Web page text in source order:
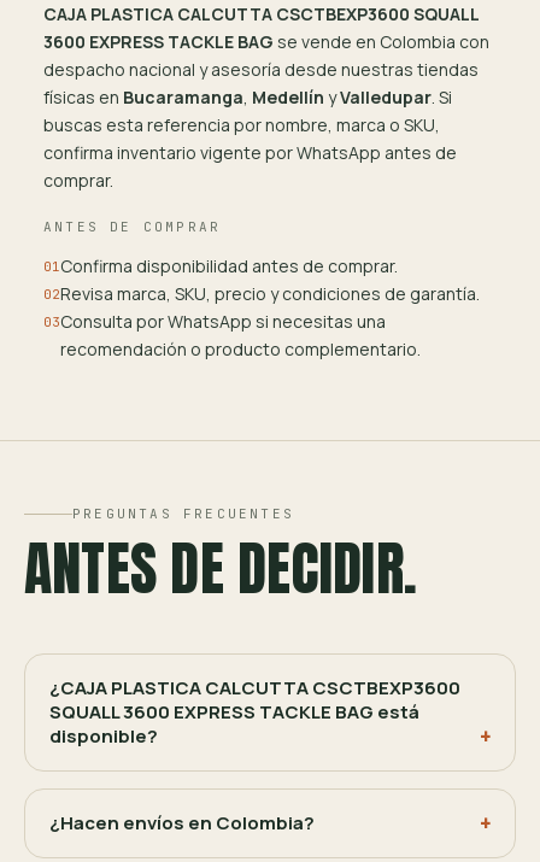
CAJA PLASTICA CALCUTTA CSCTBEXP3600 SQUALL
3600 EXPRESS TACKLE BAG se vende en Colombia con
despacho nacional y asesoría desde nuestras tiendas
físicas en Bucaramanga, Medellín yValledupar. Si
buscas esta referencia por nombre, marca o SKU,
confirma inventario vigente por WhatsApp antes de
comprar.
ANTES DE COMPRAR
01Confirma disponibilidad antes de comprar.
02Revisa marca, SKU, precio y condiciones de garantía.
03Consulta por WhatsApp si necesitas una
recomendación o producto complementario.
PREGUNTAS FRECUENTES
ANTES DE DECIDIR.
¿CAJA PLASTICA CALCUTTA CSCTBEXP3600
SQUALL 3600 EXPRESS TACKLE BAG está
disponible?
¿Hacen envíos en Colombia?